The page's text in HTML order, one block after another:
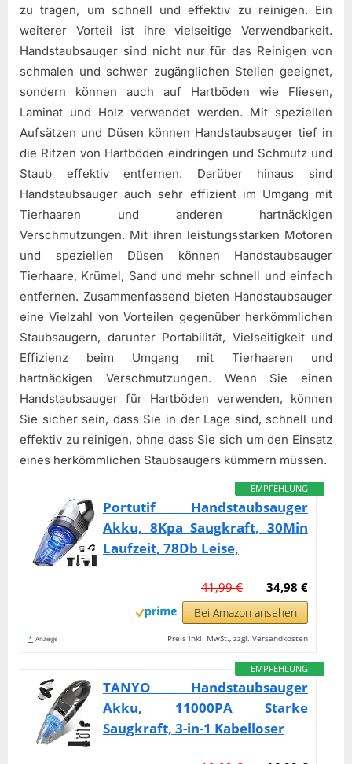
zu tragen, um schnell und effektiv zu reinigen. Ein
weiterer Vorteil ist ihre vielseitige Verwendbarkeit.
Handstaubsauger sind nicht nur für das Reinigen von
schmalen und schwer zugänglichen Stellen geeignet,
sondern können auch auf Hartböden wie Fliesen,
Laminat und Holz verwendet werden. Mit speziellen
Aufsätzen und Düsen können Handstaubsauger tief in
die Ritzen von Hartböden eindringen und Schmutz und
Staub effektiv entfernen. Darüber hinaus sind
Handstaubsauger auch sehr effizient im Umgang mit
Tierhaaren und anderen hartnäckigen
Verschmutzungen. Mit ihren leistungsstarken Motoren
und speziellen Düsen können Handstaubsauger
Tierhaare, Krümel, Sand und mehr schnell und einfach
entfernen. Zusammenfassend bieten Handstaubsauger
eine Vielzahl von Vorteilen gegenüber herkömmlichen
Staubsaugern, darunter Portabilität, Vielseitigkeit und
Effizienz beim Umgang mit Tierhaaren und
hartnäckigen Verschmutzungen. Wenn Sie einen
Handstaubsauger für Hartböden verwenden, können
Sie sicher sein, dass Sie in der Lage sind, schnell und
effektiv zu reinigen, ohne dass Sie sich um den Einsatz
eines herkömmlichen Staubsaugers kümmern müssen.
EMPFEHLUNG
Portutif Handstaubsauger
Akku, 8Kpa Saugkraft, 30Min
Laufzeit, 78Db Leise,
34,98 €
41,99 €
Bei Amazon ansehen
* Anzeige Preis inkl. MwSt., zzgl. Versandkosten
EMPFEHLUNG
TANYO Handstaubsauger
Akku, 11000PA Starke
Saugkraft, 3-in-1 Kabelloser